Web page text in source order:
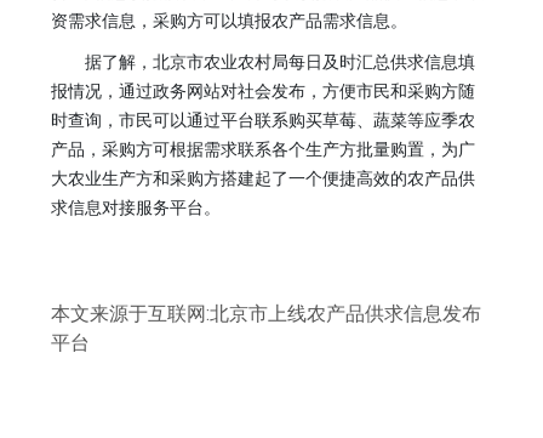
资需求信息，采购方可以填报农产品需求信息。
据了解，北京市农业农村局每日及时汇总供求信息填
报情况，通过政务网站对社会发布，方便市民和采购方随
时查询，市民可以通过平台联系购买草莓、蔬菜等应季农
产品，采购方可根据需求联系各个生产方批量购置，为广
大农业生产方和采购方搭建起了一个便捷高效的农产品供
求信息对接服务平台。
本文来源于互联网:北京市上线农产品供求信息发布
平台